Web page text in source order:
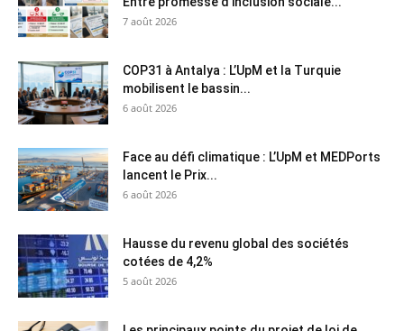
7 août 2026
COP31 à Antalya : L’UpM et la Turquie
mobilisent le bassin...
6 août 2026
Face au défi climatique : L’UpM et MEDPorts
lancent le Prix...
6 août 2026
Hausse du revenu global des sociétés
cotées de 4,2%
5 août 2026